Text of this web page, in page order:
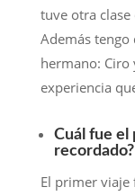
tuve otra
Además
hermano: Ciro
experiencia
Cuál fue el
El primer